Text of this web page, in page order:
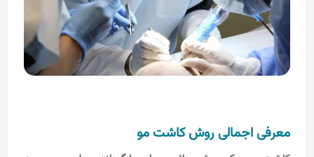
معرفی اجمالی روش کاشت مو